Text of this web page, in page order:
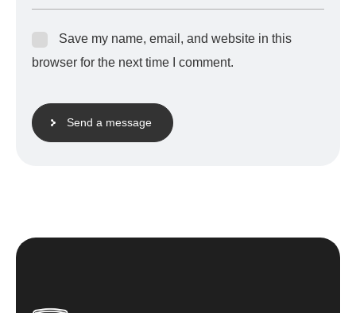
Save my name, email, and website in this
browser for the next time I comment.
Send a message